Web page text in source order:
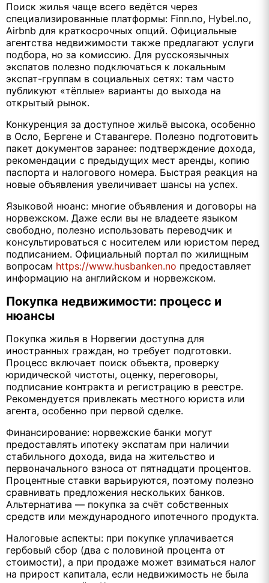
Поиск жилья чаще всего ведётся через
специализированные платформы: Finn.no, Hybel.no,
Airbnb для краткосрочных опций. Официальные
агентства недвижимости также предлагают услуги
подбора, но за комиссию. Для русскоязычных
экспатов полезно подключаться к локальным
экспат-группам в социальных сетях: там часто
публикуют «тёплые» варианты до выхода на
открытый рынок.
Конкуренция за доступное жильё высока, особенно
в Осло, Бергене и Ставангере. Полезно подготовить
пакет документов заранее: подтверждение дохода,
рекомендации с предыдущих мест аренды, копию
паспорта и налогового номера. Быстрая реакция на
новые объявления увеличивает шансы на успех.
Языковой нюанс: многие объявления и договоры на
норвежском. Даже если вы не владеете языком
свободно, полезно использовать переводчик и
консультироваться с носителем или юристом перед
подписанием. Официальный портал по жилищным
вопросам https://www.husbanken.no предоставляет
информацию на английском и норвежском.
Покупка недвижимости: процесс и
нюансы
Покупка жилья в Норвегии доступна для
иностранных граждан, но требует подготовки.
Процесс включает поиск объекта, проверку
юридической чистоты, оценку, переговоры,
подписание контракта и регистрацию в реестре.
Рекомендуется привлекать местного юриста или
агента, особенно при первой сделке.
Финансирование: норвежские банки могут
предоставлять ипотеку экспатам при наличии
стабильного дохода, вида на жительство и
первоначального взноса от пятнадцати процентов.
Процентные ставки варьируются, поэтому полезно
сравнивать предложения нескольких банков.
Альтернатива — покупка за счёт собственных
средств или международного ипотечного продукта.
Налоговые аспекты: при покупке уплачивается
гербовый сбор (два с половиной процента от
стоимости), а при продаже может взиматься налог
на прирост капитала, если недвижимость не была